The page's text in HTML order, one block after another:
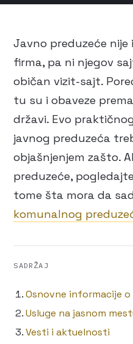
Javno preduzeće
firma, pa ni njegov
običan vizit-sajt.
tu su i obaveze
državi. Evo
javnog preduzeća
objašnjenjem zašto.
preduzeće,
tome šta mora da
komunalnog
SADRŽAJ
Osnovne informacije
Usluge na jasnom
Vesti i aktuelnosti